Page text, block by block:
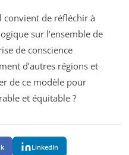
convient de réfléchir à
sur l’ensemble de
de conscience
d’autres régions et
de ce modèle pour
et équitable ?
LinkedIn